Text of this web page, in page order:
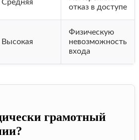
Средняя
отказ в доступе
Высокая
Физическую
невозможность
входа
грамотный